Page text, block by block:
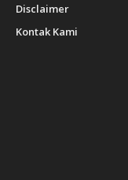
Disclaimer
Kontak Kami